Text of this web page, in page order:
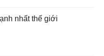
nhất thế giới